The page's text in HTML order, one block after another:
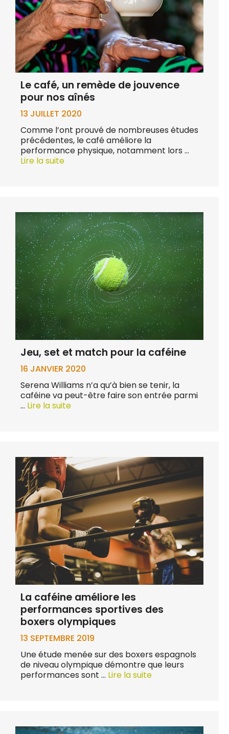
Le café, un remède de jouvence
pour nos aînés
13 JUILLET 2020
Comme l’ont prouvé de nombreuses études
précédentes, le café améliore la
performance physique, notamment lors …
Lire la suite
Jeu, set et match pour la caféine
16 JANVIER 2020
Serena Williams n’a qu’à bien se tenir, la
caféine va peut-être faire son entrée parmi
… Lire la suite
La caféine améliore les
performances sportives des
boxers olympiques
13 SEPTEMBRE 2019
Une étude menée sur des boxers espagnols
de niveau olympique démontre que leurs
performances sont … Lire la suite